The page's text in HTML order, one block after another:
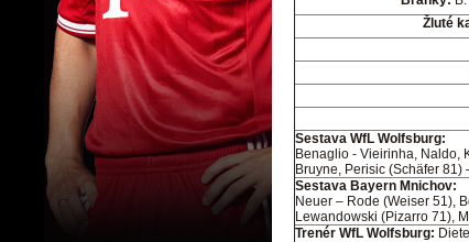
Žluté
Sestava WfL Wolfsburg:
Benaglio - Vieirinha, Naldo,
Bruyne, Perisic (Schäfer 81)
Sestava Bayern Mnichov:
Neuer – Rode (Weiser 51),
Lewandowski (Pizarro 71),
Trenér WfL Wolfsburg: